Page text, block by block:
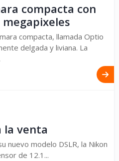
compacta con
megapixeles
compacta, llamada Optio
delgada y liviana. La
la venta
nuevo modelo DSLR, la Nikon
de 12.1...